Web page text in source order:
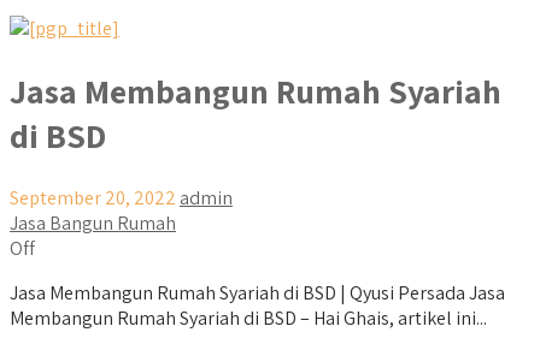
Jasa Membangun Rumah Syariah
di BSD
September 20, 2022 admin
Jasa Bangun Rumah
Off
Jasa Membangun Rumah Syariah di BSD | Qyusi Persada Jasa
Membangun Rumah Syariah di BSD – Hai Ghais, artikel ini...